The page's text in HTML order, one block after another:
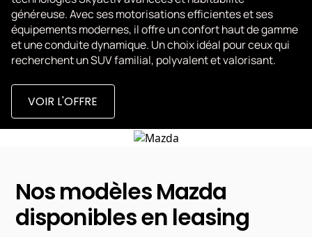
généreuse. Avec ses motorisations efficientes et ses
équipements modernes, il offre un confort haut de gamme
et une conduite dynamique. Un choix idéal pour ceux qui
recherchent un SUV familial, polyvalent et valorisant.
VOIR L'OFFRE
Nos modèles Mazda
disponibles en leasing